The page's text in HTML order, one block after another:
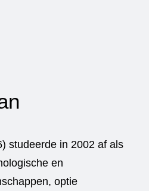
studeerde in 2002 af als
en
optie